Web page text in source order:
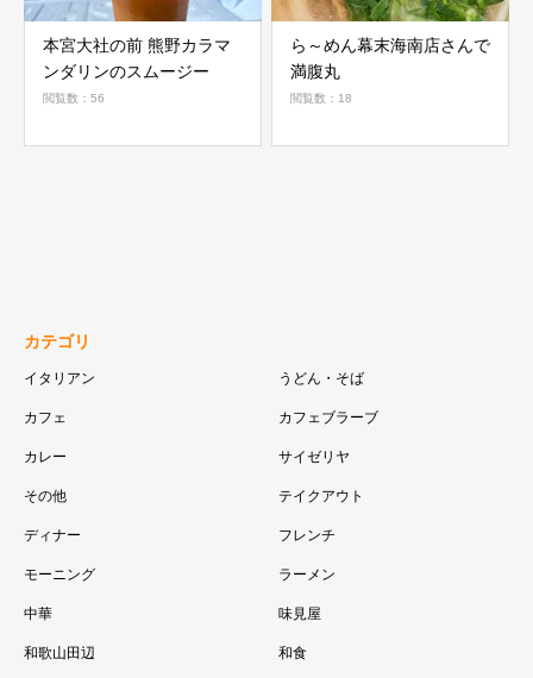
本宮大社の前 熊野カラマ
ンダリンのスムージー
閲覧数：56
ら～めん幕末海南店さんで
満腹丸
閲覧数：18
カテゴリ
イタリアン うどん・そば
カフェ カフェブラーブ
カレー サイゼリヤ
その他 テイクアウト
ディナー フレンチ
モーニング ラーメン
中華 味見屋
和歌山田辺 和食